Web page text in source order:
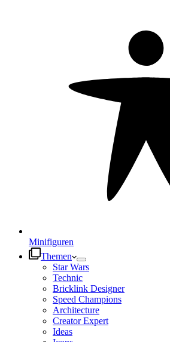
Minifiguren
Themen
Star Wars
Technic
Bricklink Designer
Speed Champions
Architecture
Creator Expert
Ideas